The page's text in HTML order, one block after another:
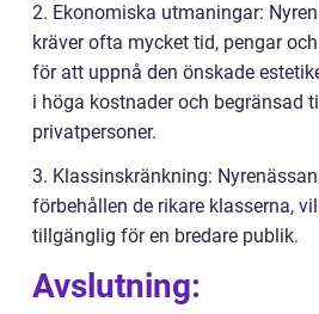
2. Ekonomiska utmaningar:
kräver ofta mycket tid, pengar
för att uppnå den önskade
i höga kostnader och begränsad
privatpersoner.
3. Klassinskränkning:
förbehållen de rikare klasserna,
tillgänglig för en bredare publik.
Avslutning: